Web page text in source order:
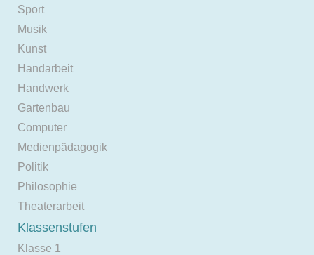
Sport
Musik
Kunst
Handarbeit
Handwerk
Gartenbau
Computer
Medienpädagogik
Politik
Philosophie
Theaterarbeit
Klassenstufen
Klasse 1